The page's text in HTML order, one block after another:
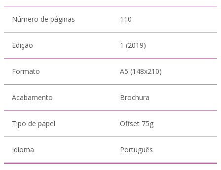
Número de páginas 110
Edição 1 (2019)
Formato A5 (148x210)
Acabamento Brochura
Tipo de papel Offset 75g
Idioma Português